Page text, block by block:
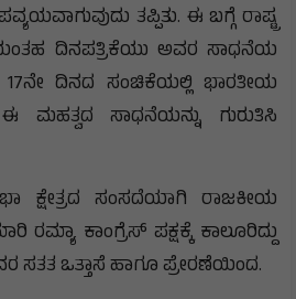
ತಪ್ಪಿತು. ಈ ಬಗ್ಗೆ ರಾಷ್ಟ್ರ
ದಿನಪತ್ರಿಕೆಯು ಅವರ ಸಾಧನೆಯ
17ನೇ ದಿನದ ಸಂಚಿಕೆಯಲ್ಲಿ ಭಾರತೀಯ
ಮಹತ್ವದ ಸಾಧನೆಯನ್ನು ಗುರುತಿಸಿ
ಕ್ಷೇತ್ರದ ಸಂಸದೆಯಾಗಿ ರಾಜಕೀಯ
ರಮ್ಯಾ ಕಾಂಗ್ರೆಸ್ ಪಕ್ಷಕ್ಕೆ ಕಾಲೂರಿದ್ದು
ಸತತ ಒತ್ತಾಸೆ ಹಾಗೂ ಪ್ರೇರಣೆಯಿಂದ.